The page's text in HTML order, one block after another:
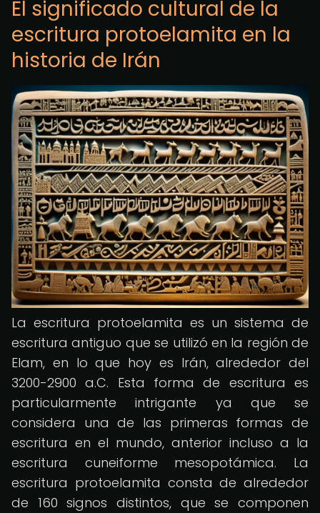
El significado cultural de la
escritura protoelamita en la
historia de Irán
La escritura protoelamita es un sistema de
escritura antiguo que se utilizó en la región de
Elam, en lo que hoy es Irán, alrededor del
3200-2900 a.C. Esta forma de escritura es
particularmente intrigante ya que se
considera una de las primeras formas de
escritura en el mundo, anterior incluso a la
escritura cuneiforme mesopotámica. La
escritura protoelamita consta de alrededor
de 160 signos distintos, que se componen